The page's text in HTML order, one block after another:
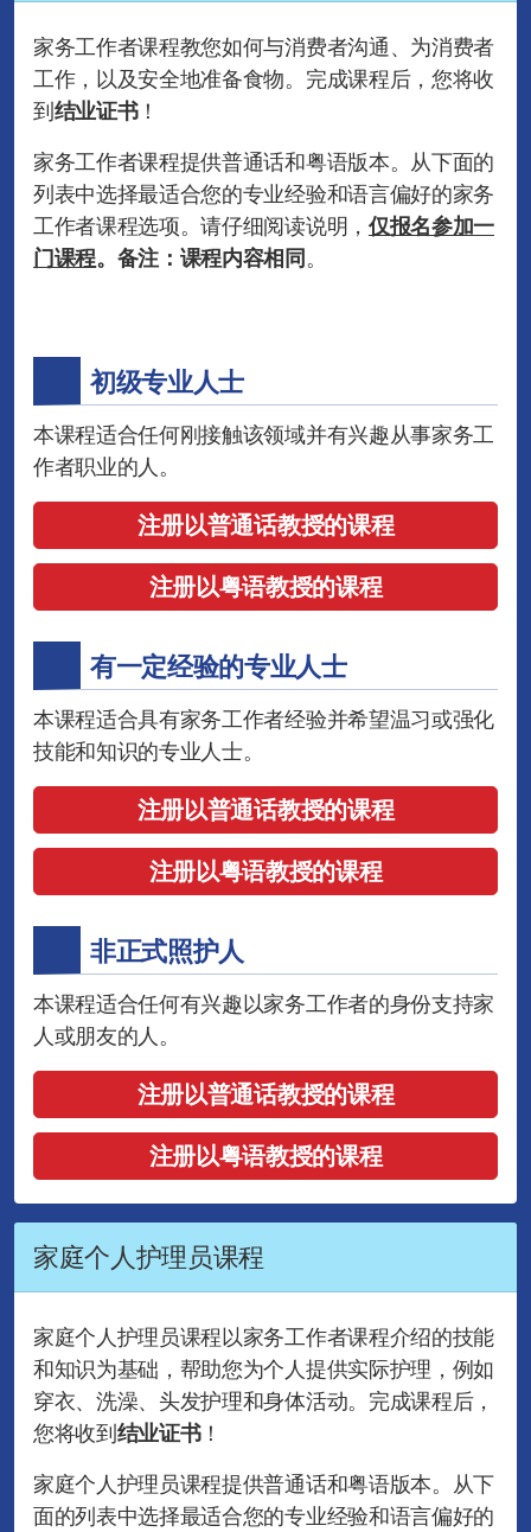
家务工作者课程教您如何与消费者沟通、为消费者
工作，以及安全地准备食物。完成课程后，您将收
到结业证书！
家务工作者课程提供普通话和粤语版本。从下面的
列表中选择最适合您的专业经验和语言偏好的家务
工作者课程选项。请仔细阅读说明， 仅报名参加一
门课程。备注：课程内容相同。
初级专业人士
本课程适合任何刚接触该领域并有兴趣从事家务工
作者职业的人。
注册以普通话教授的课程
注册以粤语教授的课程
有一定经验的专业人士
本课程适合具有家务工作者经验并希望温习或强化
技能和知识的专业人士。
注册以普通话教授的课程
注册以粤语教授的课程
非正式照护人
本课程适合任何有兴趣以家务工作者的身份支持家
人或朋友的人。
注册以普通话教授的课程
注册以粤语教授的课程
家庭个人护理员课程
家庭个人护理员课程以家务工作者课程介绍的技能
和知识为基础，帮助您为个人提供实际护理，例如
穿衣、洗澡、头发护理和身体活动。完成课程后，
您将收到结业证书！
家庭个人护理员课程提供普通话和粤语版本。从下
面的列表中选择最适合您的专业经验和语言偏好的